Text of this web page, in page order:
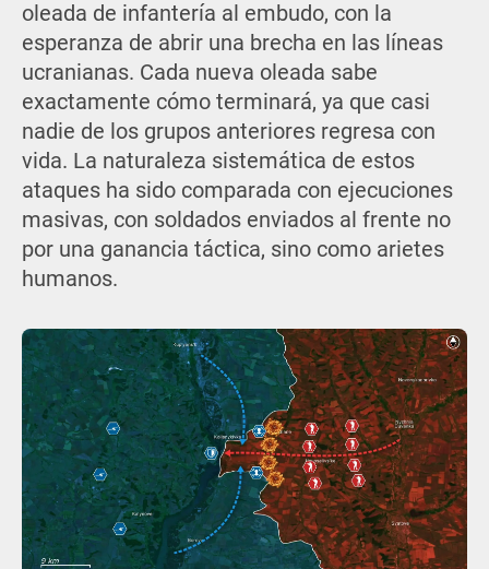
oleada de infantería al embudo, con la
esperanza de abrir una brecha en las líneas
ucranianas. Cada nueva oleada sabe
exactamente cómo terminará, ya que casi
nadie de los grupos anteriores regresa con
vida. La naturaleza sistemática de estos
ataques ha sido comparada con ejecuciones
masivas, con soldados enviados al frente no
por una ganancia táctica, sino como arietes
humanos.